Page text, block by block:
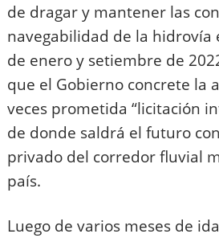
de dragar y mantener las
navegabilidad de la hidrovía
de enero y setiembre de
que el Gobierno concrete la
veces prometida “licitación
de donde saldrá el futuro
privado del corredor fluvial
país.
Luego de varios meses de